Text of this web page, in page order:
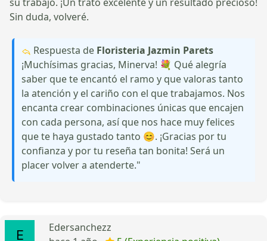
Sin duda, volveré.
Respuesta de Floristeria Jazmin Parets
¡Muchísimas gracias, Minerva! 💐 Qué alegría
saber que te encantó el ramo y que valoras tanto
la atención y el cariño con el que trabajamos. Nos
encanta crear combinaciones únicas que encajen
con cada persona, así que nos hace muy felices
que te haya gustado tanto 😊. ¡Gracias por tu
confianza y por tu reseña tan bonita! Será un
placer volver a atenderte."
Edersanchezz